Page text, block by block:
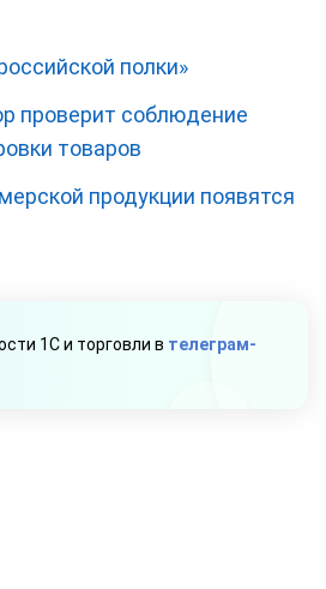
полки»
проверит соблюдение
товаров
продукции появятся
1С и торговли в телеграм-